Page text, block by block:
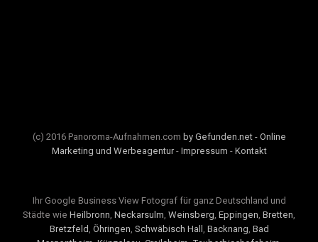
(c) 2016 Panoroma-Aufnahmen.com by Gefunden.net - Online
Marketing und Werbeagentur- Impressum - Kontakt
Ihr Google Business View Fotograf für ganz Deutschland und
Städte wie Heilbronn Neckarsulm Weinsberg Eppingen Bretten
Bretzfeld Öhringen Schwäbisch Hall Backnang Bad